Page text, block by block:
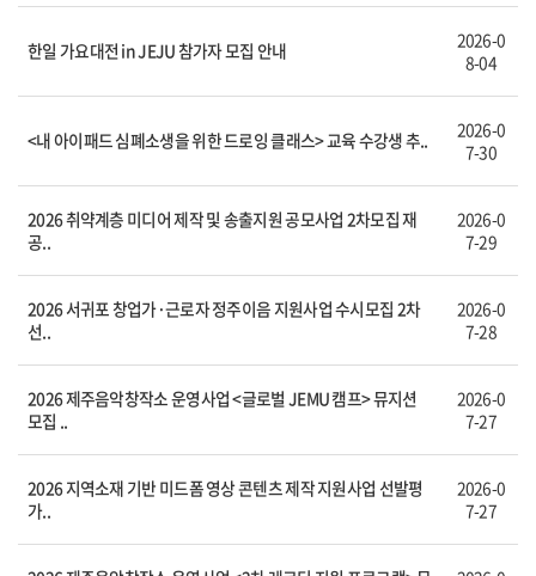
한일 가요대전 in JEJU 참가자 모집 안내
2026-0
8-04
<내 아이패드 심폐소생을 위한 드로잉 클래스> 교육 수강생 추..
2026-0
7-30
2026 취약계층 미디어 제작 및 송출지원 공모사업 2차모집 재
공..
2026-0
7-29
2026 서귀포 창업가·근로자 정주이음 지원사업 수시모집 2차
선..
2026-0
7-28
2026 제주음악창작소 운영사업 <글로벌 JEMU 캠프> 뮤지션
모집 ..
2026-0
7-27
2026 지역소재 기반 미드폼 영상 콘텐츠 제작 지원사업 선발평
가..
2026-0
7-27